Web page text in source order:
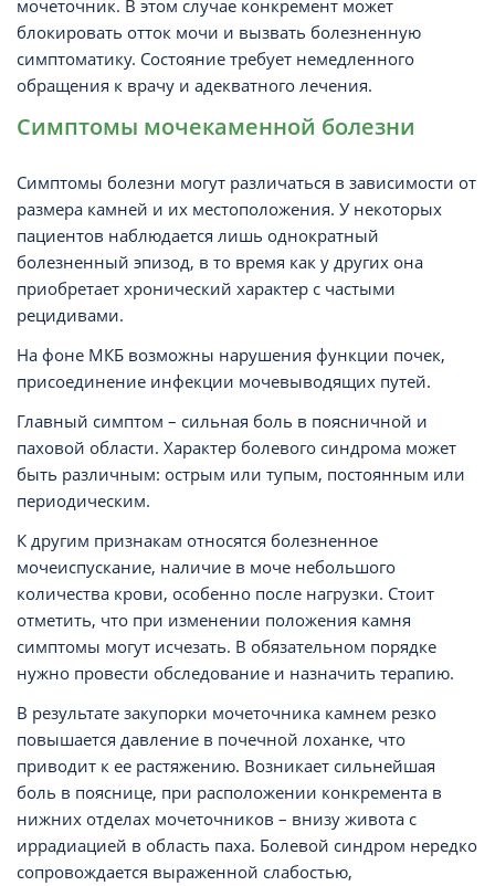
мочеточник. В этом случае конкремент может
блокировать отток мочи и вызвать болезненную
симптоматику. Состояние требует немедленного
обращения к врачу и адекватного лечения.
Симптомы мочекаменной болезни
Симптомы болезни могут различаться в зависимости от
размера камней и их местоположения. У некоторых
пациентов наблюдается лишь однократный
болезненный эпизод, в то время как у других она
приобретает хронический характер с частыми
рецидивами.
На фоне МКБ возможны нарушения функции почек,
присоединение инфекции мочевыводящих путей.
Главный симптом – сильная боль в поясничной и
паховой области. Характер болевого синдрома может
быть различным: острым или тупым, постоянным или
периодическим.
К другим признакам относятся болезненное
мочеиспускание, наличие в моче небольшого
количества крови, особенно после нагрузки. Стоит
отметить, что при изменении положения камня
симптомы могут исчезать. В обязательном порядке
нужно провести обследование и назначить терапию.
В результате закупорки мочеточника камнем резко
повышается давление в почечной лоханке, что
приводит к ее растяжению. Возникает сильнейшая
боль в пояснице, при расположении конкремента в
нижних отделах мочеточников – внизу живота с
иррадиацией в область паха. Болевой синдром нередко
сопровождается выраженной слабостью,